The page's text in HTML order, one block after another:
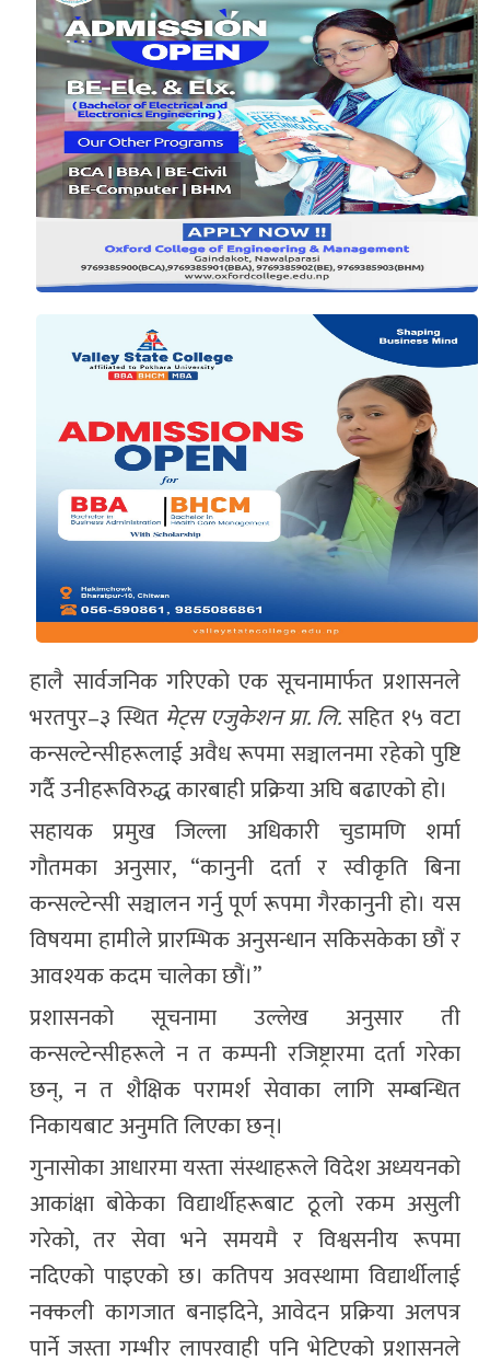
हालै सार्वजनिक गरिएको एक सूचनामार्फत प्रशासनले
भरतपुर–३ स्थित मेट्स एजुकेशन प्रा. लि.सहित १५ वटा
कन्सल्टेन्सीहरूलाई अवैध रूपमा सञ्चालनमा रहेको पुष्टि
गर्दै उनीहरूविरुद्ध कारबाही प्रक्रिया अघि बढाएको हो।
सहायक प्रमुख जिल्ला अधिकारी चुडामणि शर्मा
गौतमका अनुसार, “कानुनी दर्ता र स्वीकृति बिना
कन्सल्टेन्सी सञ्चालन गर्नु पूर्ण रूपमा गैरकानुनी हो। यस
विषयमा हामीले प्रारम्भिक अनुसन्धान सकिसकेका छौं र
आवश्यक कदम चालेका छौं।”
प्रशासनको सूचनामा उल्लेख अनुसार ती
कन्सल्टेन्सीहरूले न त कम्पनी रजिष्ट्रारमा दर्ता गरेका
छन्, न त शैक्षिक परामर्श सेवाका लागि सम्बन्धित
निकायबाट अनुमति लिएका छन्।
गुनासोका आधारमा यस्ता संस्थाहरूले विदेश अध्ययनको
आकांक्षा बोकेका विद्यार्थीहरूबाट ठूलो रकम असुली
गरेको, तर सेवा भने समयमै र विश्वसनीय रूपमा
नदिएको पाइएको छ। कतिपय अवस्थामा विद्यार्थीलाई
नक्कली कागजात बनाइदिने, आवेदन प्रक्रिया अलपत्र
पार्ने जस्ता गम्भीर लापरवाही पनि भेटिएको प्रशासनले